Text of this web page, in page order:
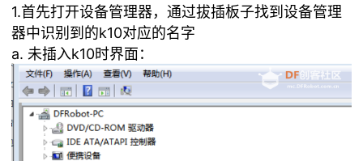
1.首先打开设备管理器，通过拔插板子找到设备管理
器中识别到的k10对应的名字
a. 未插入k10时界面：